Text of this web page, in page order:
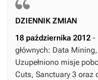
DZIENNIK ZMIAN
18 października 2012 -
głównych: Data Mining,
Uzupełniono misje
Cuts, Sanctuary 3 oraz